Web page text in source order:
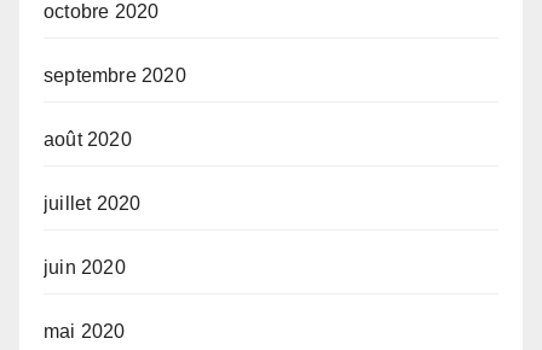
octobre 2020
septembre 2020
août 2020
juillet 2020
juin 2020
mai 2020